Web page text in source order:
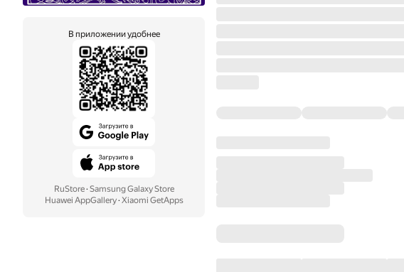
В приложении удобнее
RuStore· Samsung Galaxy Store
Huawei AppGallery· Xiaomi GetApps